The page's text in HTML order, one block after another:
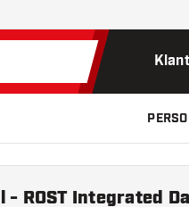
- ROST Integrated